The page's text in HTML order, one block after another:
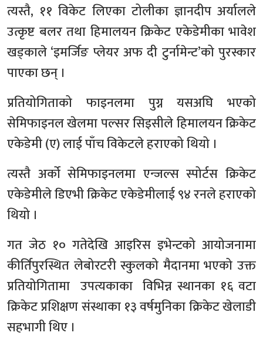
त्यस्तै, ११ विकेट लिएका टोलीका ज्ञानदीप अर्यालले
उत्कृष्ट बलर तथा हिमालयन क्रिकेट एकेडेमीका भावेश
खड्काले ‘इमर्जिङ प्लेयर अफ दी टुर्नामेन्ट’को पुरस्कार
पाएका छन् ।
प्रतियोगिताको फाइनलमा पुग्न यसअघि भएको
सेमिफाइनल खेलमा पल्सर सिइसीले हिमालयन क्रिकेट
एकेडेमी (ए) लाई पाँच विकेटले हराएको थियो ।
त्यस्तै अर्को सेमिफाइनलमा एन्जल्स स्पोर्टस क्रिकेट
एकेडेमीले डिएभी क्रिकेट एकेडेमीलाई ९४ रनले हराएको
थियो ।
गत जेठ १० गतेदेखि आइरिस इभेन्टको आयोजनामा
कीर्तिपुरस्थित लेबोरटरी स्कुलको मैदानमा भएको उक्त
प्रतियोगितामा उपत्यकाका विभिन्न स्थानका १६ वटा
क्रिकेट प्रशिक्षण संस्थाका १३ वर्षमुनिका क्रिकेट खेलाडी
सहभागी थिए ।